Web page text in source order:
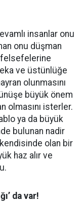
insanlar onu
onu düşman
felsefelerine
ve üstünlüğe
olunmasını
büyük önem
olmasını isterler.
ya da büyük
bulunan nadir
kendisinde olan bir
haz alır ve
da var!